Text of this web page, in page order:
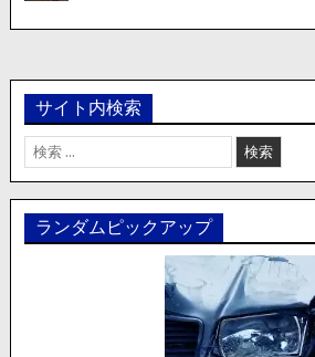
サイト内検索
検
索:
ランダムピックアップ